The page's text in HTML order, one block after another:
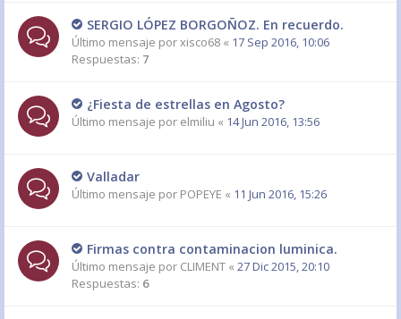
SERGIO LÓPEZ BORGOÑOZ. En recuerdo.
Último mensaje porxisco68 « 17 Sep 2016, 10:06
Respuestas: 7
¿Fiesta de estrellas en Agosto?
Último mensaje por elmiliu « 14 Jun 2016, 13:56
Valladar
Último mensaje por POPEYE « 11 Jun 2016, 15:26
Firmas contra contaminacion luminica.
Último mensaje por CLIMENT « 27 Dic 2015, 20:10
Respuestas: 6